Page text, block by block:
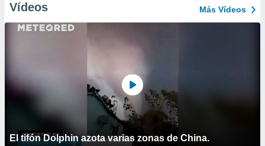
Vídeos Más Vídeos
El tifón Dolphin azota varias zonas de China.